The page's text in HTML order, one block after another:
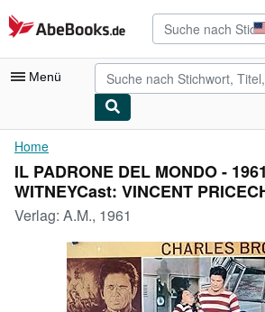
Zum Hauptinhalt
AbeBooks.de
Menü
Nutzerkonto
Meine Bestellungen
Detailsuche
Sammlungen
Antiquarische Bücher
Kunst & Sammlerstücke
Home
IL PADRONE DEL MONDO -
WITNEYCast: VINCENT
Verlag: A.M., 1961